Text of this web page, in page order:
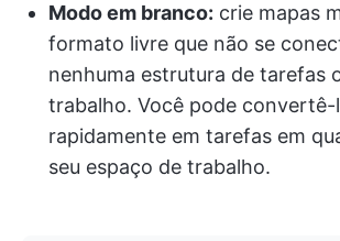
Modo em branco: crie mapas
formato livre que não se
nenhuma estrutura de tarefas
trabalho. Você pode convertê-
rapidamente em tarefas em
seu espaço de trabalho.